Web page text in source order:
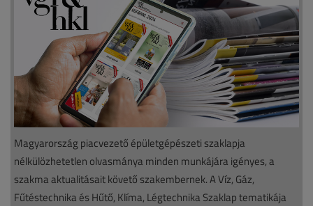
Magyarország piacvezető épületgépészeti szaklapja
nélkülözhetetlen olvasmánya minden munkájára igényes, a
szakma aktualitásait követő szakembernek. A Víz, Gáz,
Fűtéstechnika és Hűtő, Klíma, Légtechnika Szaklap tematikája